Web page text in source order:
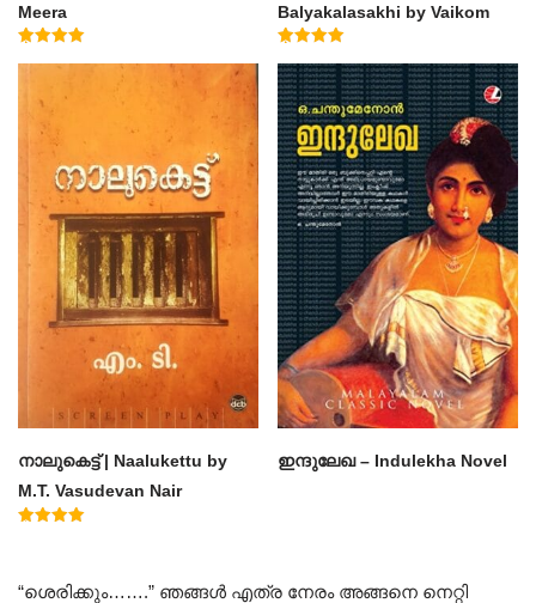
Meera
Balyakalasakhi by Vaikom
Muhammad Basheer
4.60
out of 5
നാലുകെട്ട് | Naalukettu by
M.T. Vasudevan Nair
ഇന്ദുലേഖ – Indulekha Novel
“ശെരിക്കും…….” ഞങ്ങൾ എത്ര നേരം അങ്ങനെ നെറ്റി